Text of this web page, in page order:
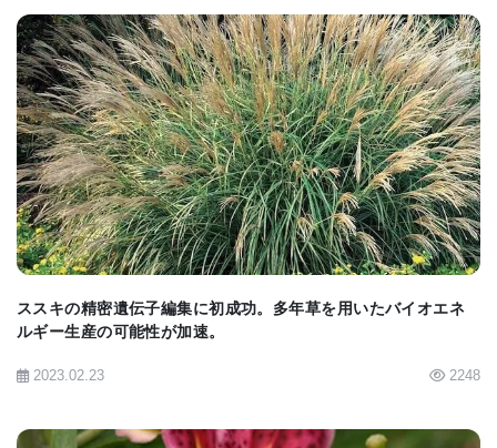
2024年7月24日、イリノイ州のJBプリツカー知事
は、住宅所有者協会がネイティブプランツの植栽を
禁止することを制限し、ネイティブおよびポリネー
ターに優しい庭の設置を支援する「MONARCH法」
を成立させました。この法案は、オオカバマダラの
保護を促進するための大きな一歩となります。
オオカバマダラは、単なる一種の昆虫ではなく、彼
らが生息するエコシステム全体の健康を示す指標で
す。「メキシコからカナダまで広がる広大な風景を
横断するため、オオカバマダラは広範囲にわたる環
境変化の重要な指標となります」と、共同著者でフ
BIOMARKET JP
ススキの精密遺伝子編集に初成功。多年草を用いたバイオエネ
ルギー生産の可能性が加速。
2023.02.23 2248